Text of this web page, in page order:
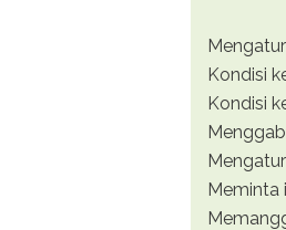
Kondisi
Kondisi
Meminta